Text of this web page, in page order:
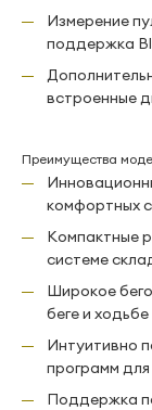
Измерение
поддержка
встроенные
Преимущества
комфортных
Компактные
системе
Широкое
беге и ходьбе
Интуитивно
программ
Поддержка